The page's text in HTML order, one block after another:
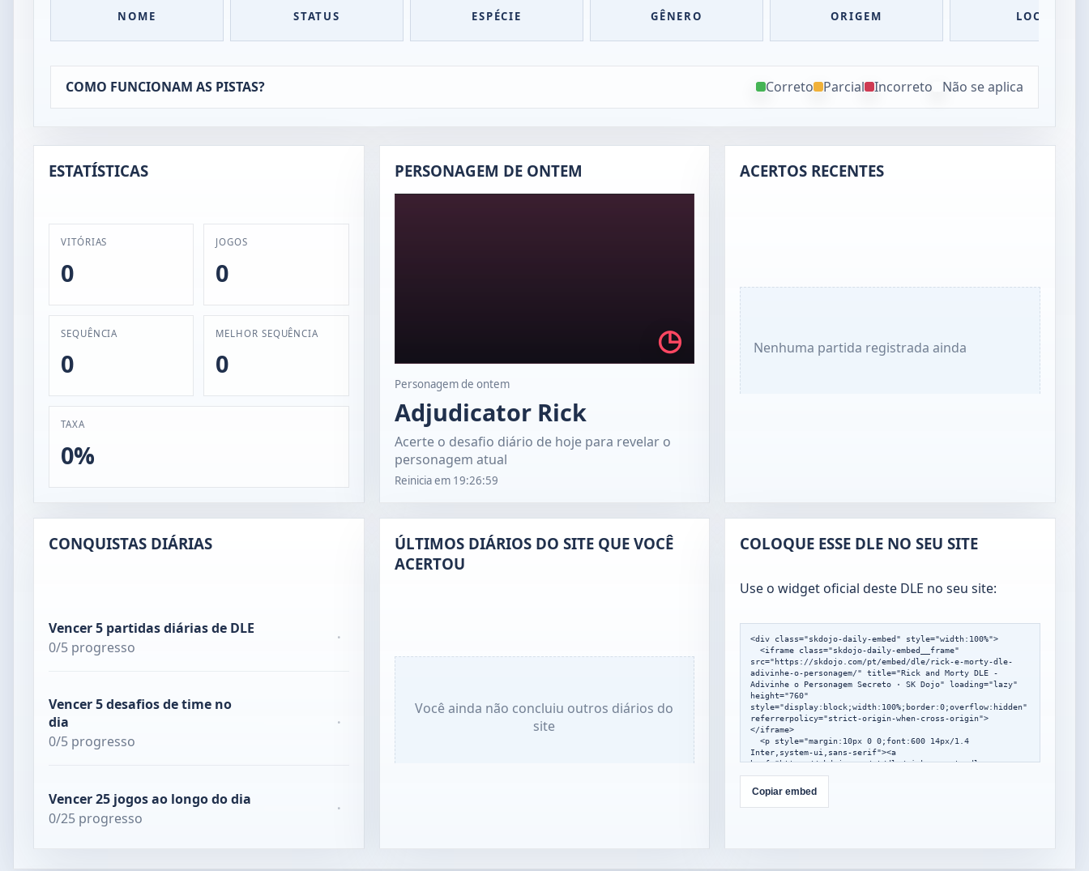
NOME STATUS ESPÉCIE GÊNERO ORIGEM LOCAL
COMO FUNCIONAM AS PISTAS? Correto Parcial Incorreto Não se aplica
ESTATÍSTICAS
VITÓRIAS
0
JOGOS
0
SEQUÊNCIA
0
MELHOR SEQUÊNCIA
0
TAXA
0%
PERSONAGEM DE ONTEM
◷
Personagem de ontem
Adjudicator Rick
Acerte o desafio diário de hoje para revelar o
personagem atual
Reinicia em 19:26:58
ACERTOS RECENTES
Nenhuma partida registrada ainda
CONQUISTAS DIÁRIAS
Vencer 5 partidas diárias de DLE
0/5 progresso
·
Vencer 5 desafios de time no
dia
0/5 progresso
·
Vencer 25 jogos ao longo do dia
0/25 progresso
·
ÚLTIMOS DIÁRIOS DO SITE QUE VOCÊ
ACERTOU
Você ainda não concluiu outros diários do
site
COLOQUE ESSE DLE NO SEU SITE
Use o widget oficial deste DLE no seu site:
<div class="skdojo-daily-embed" style="width:100%">
  <iframe class="skdojo-daily-embed__frame"
src="https://skdojo.com/pt/embed/dle/rick-e-morty-dle-
adivinhe-o-personagem/" title="Rick and Morty DLE -
Adivinhe o Personagem Secreto · SK Dojo" loading="lazy"
height="760"
style="display:block;width:100%;border:0;overflow:hidden"
referrerpolicy="strict-origin-when-cross-origin">
</iframe>
  <p style="margin:10px 0 0;font:600 14px/1.4
Inter,system-ui,sans-serif"><a
href="https://skdojo.com/pt/dle/rick-e-morty-dle-
adivinhe-o-personagem/?mode=daily" target="_blank"
rel="noopener noreferrer">Veja outros modos de jogo em SK
Dojo</a></p>
</div>
Copiar embed